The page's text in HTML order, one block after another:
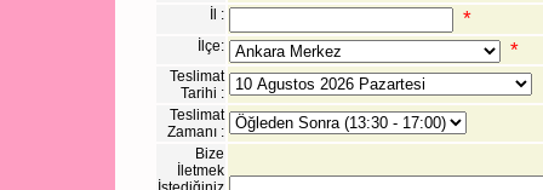
İl : *
İlçe: *
Teslimat
Tarihi :
Teslimat
Zamanı :
Bize
İletmek